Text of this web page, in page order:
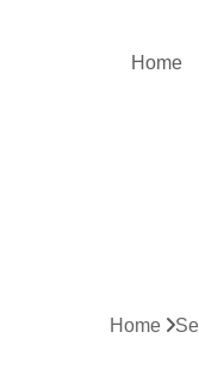
Home
Home